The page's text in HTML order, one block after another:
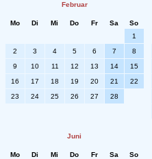
Februar
Mo Di Mi Do Fr Sa
So
1
2
3 4 5 6 7
8
9
10 11 12 13 14
15
16
17 18 19 20 21
22
23
24 25 26 27 28
Juni
Mo Di Mi Do Fr Sa
So